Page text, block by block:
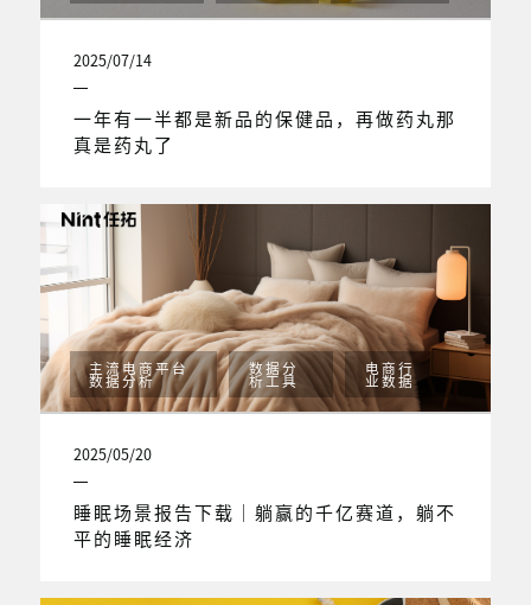
2025/07/14
一年有一半都是新品的保健品，再做药丸那
真是药丸了
主流电商平台
数据分析
数据分
析工具
电商行
业数据
2025/05/20
睡眠场景报告下载｜躺赢的千亿赛道，躺不
平的睡眠经济